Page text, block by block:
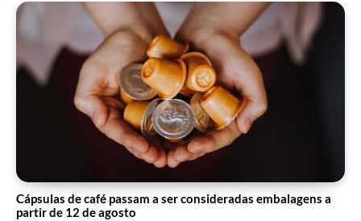
Cápsulas de café passam a ser consideradas embalagens a
partir de 12 de agosto